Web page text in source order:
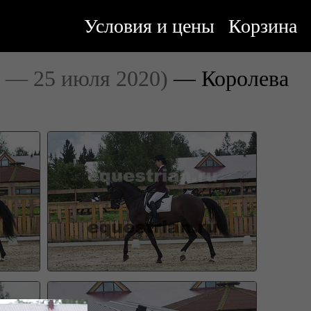
Корзина
Условия и цены
— 25 июля 2020) — Королева